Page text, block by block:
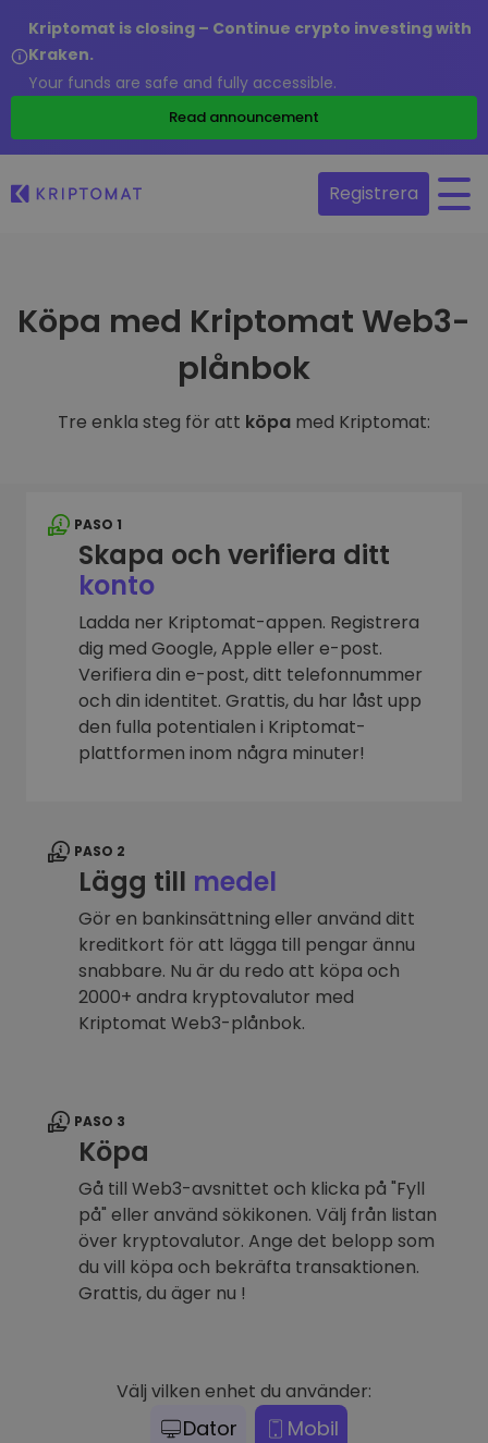
Kriptomat is closing – Continue crypto investing with
Kraken.
Your funds are safe and fully accessible.
Read announcement
Registrera
Köpa med Kriptomat Web3-
plånbok
Tre enkla steg för att köpa med Kriptomat:
PASO 1
Skapa och verifiera ditt
konto
Ladda ner Kriptomat-appen. Registrera
dig med Google, Apple eller e-post.
Verifiera din e-post, ditt telefonnummer
och din identitet. Grattis, du har låst upp
den fulla potentialen i Kriptomat-
plattformen inom några minuter!
PASO 2
Lägg till medel
Gör en bankinsättning eller använd ditt
kreditkort för att lägga till pengar ännu
snabbare. Nu är du redo att köpa och
2000+ andra kryptovalutor med
Kriptomat Web3-plånbok.
PASO 3
Köpa
Gå till Web3-avsnittet och klicka på "Fyll
på" eller använd sökikonen. Välj från listan
över kryptovalutor. Ange det belopp som
du vill köpa och bekräfta transaktionen.
Grattis, du äger nu !
Välj vilken enhet du använder:
Dator Mobil